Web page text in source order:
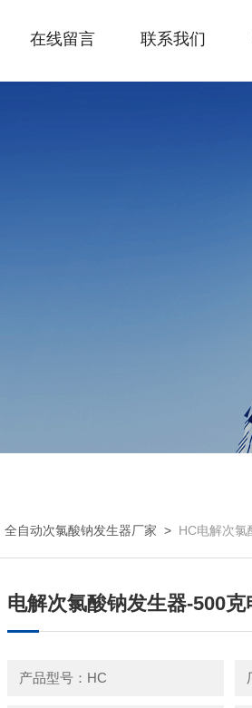
在线留言 联系我们
全自动次氯酸钠发生器厂家 > HC电解次
电解次氯酸钠发生器-500
产品型号：HC